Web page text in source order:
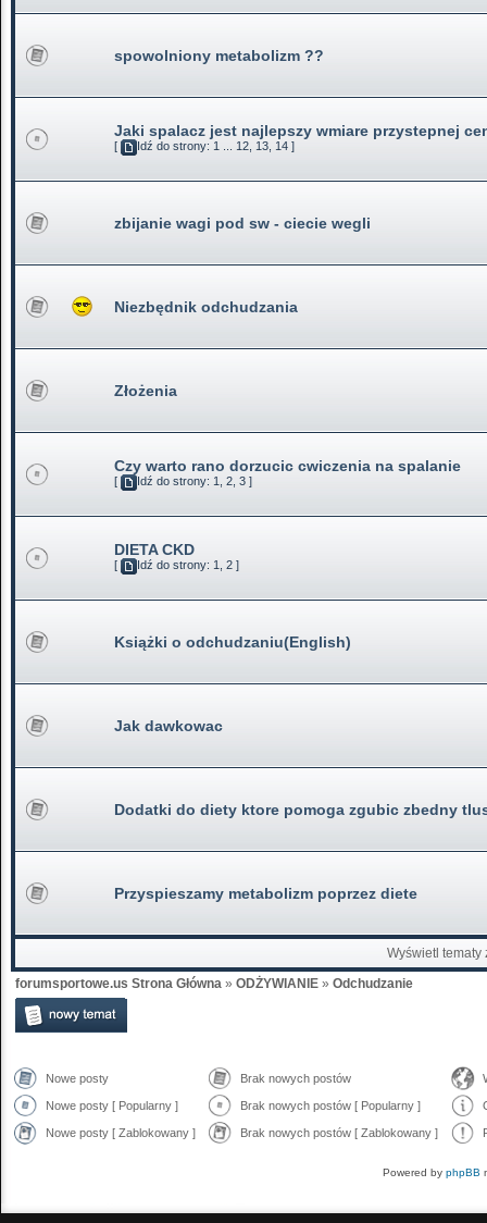
spowolniony metabolizm ??
Jaki spalacz jest najlepszy wmiare przystepnej
[ Idź do strony: 1 ... 12, 13, 14 ]
zbijanie wagi pod sw - ciecie wegli
Niezbędnik odchudzania
Złożenia
Czy warto rano dorzucic cwiczenia na spalanie
[ Idź do strony: 1, 2, 3 ]
DIETA CKD
[ Idź do strony: 1, 2 ]
Książki o odchudzaniu(English)
Jak dawkowac
Dodatki do diety ktore pomoga zgubic zbedny
Przyspieszamy metabolizm poprzez diete
Wyświetl tematy
forumsportowe.us Strona Główna » ODŻYWIANIE » Odchudzanie
Nowe posty Brak nowych postów
Nowe posty [ Popularny ] Brak nowych postów [ Popularny ]
Nowe posty [ Zablokowany ] Brak nowych postów [ Zablokowany ]
Powered by phpBB